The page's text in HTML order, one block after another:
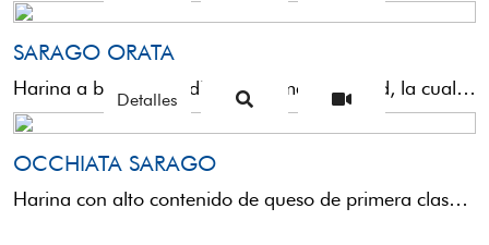
SARAGO ORATA
Harina a base de sardina de primera calidad, la cual una vez humedecida y procesada emana un ...
Detalles
OCCHIATA SARAGO
Harina con alto contenido de queso de primera clase, aroma intenso y característico que se realza una ...